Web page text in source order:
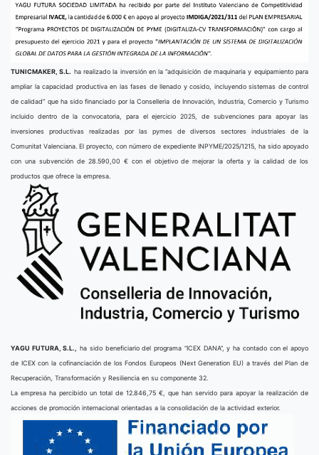
TUNICMAKER, S.L. ha realizado la inversión en la “adquisición de maquinaria y equipamiento para
ampliar la capacidad productiva en las fases de llenado y cosido, incluyendo sistemas de control
de calidad” que ha sido financiado por la Conselleria de Innovación, Industria, Comercio y Turismo
incluido dentro de la convocatoria, para el ejercicio 2025, de subvenciones para apoyar las
inversiones productivas realizadas por las pymes de diversos sectores industriales de la
Comunitat Valenciana. El proyecto, con número de expediente INPYME/2025/1215, ha sido apoyado
con una subvención de 28.590,00 € con el objetivo de mejorar la oferta y la calidad de los
productos que ofrece la empresa.
YAGU FUTURA, S.L.,
ha sido beneficiario del programa “ICEX DANA”, y ha contado con el apoyo
de ICEX con la cofinanciación de los Fondos Europeos (Next Generation EU) a través del Plan de
Recuperación, Transformación y Resiliencia en su componente 32.
La empresa ha percibido un total de 12.846,75 €, que han servido para apoyar la realización de
acciones de promoción internacional orientadas a la consolidación de la actividad exterior.